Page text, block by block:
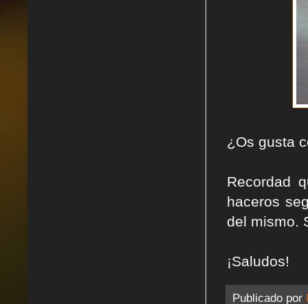
¿Os gusta
Recordad
haceros
del mismo.
¡Saludos!
Publicado por